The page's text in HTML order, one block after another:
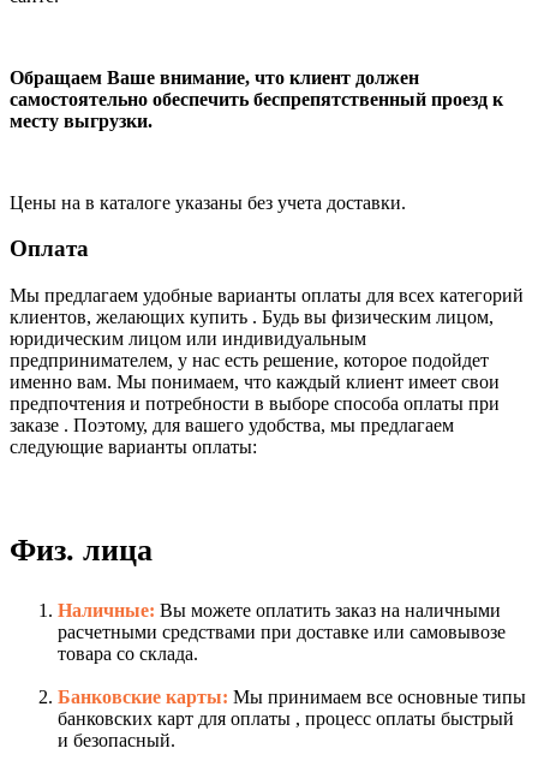
Обращаем Ваше внимание, что клиент должен
самостоятельно обеспечить беспрепятственный проезд к
месту выгрузки.
Цены на в каталоге указаны без учета доставки.
Оплата
Мы предлагаем удобные варианты оплаты для всех категорий
клиентов, желающих купить . Будь вы физическим лицом,
юридическим лицом или индивидуальным
предпринимателем, у нас есть решение, которое подойдет
именно вам. Мы понимаем, что каждый клиент имеет свои
предпочтения и потребности в выборе способа оплаты при
заказе . Поэтому, для вашего удобства, мы предлагаем
следующие варианты оплаты:
Физ. лица
Наличные: Вы можете оплатить заказ на наличными
расчетными средствами при доставке или самовывозе
товара со склада.
Банковские карты: Мы принимаем все основные типы
банковских карт для оплаты , процесс оплаты быстрый
и безопасный.